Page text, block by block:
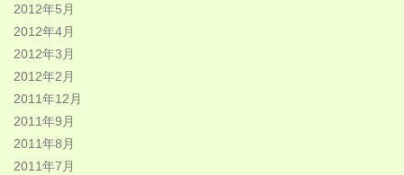
2012年5月
2012年4月
2012年3月
2012年2月
2011年12月
2011年9月
2011年8月
2011年7月